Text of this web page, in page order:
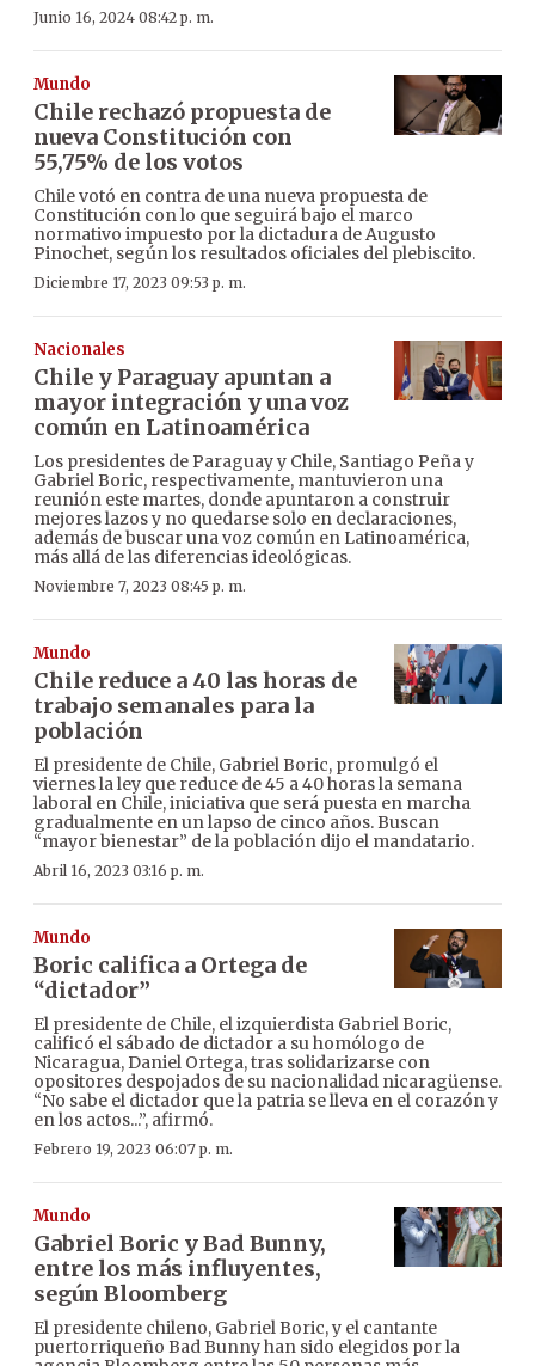
Junio 16, 2024 08:42 p. m.
Mundo
Chile rechazó propuesta de
nueva Constitución con
55,75% de los votos
Chile votó en contra de una nueva propuesta de
Constitución con lo que seguirá bajo el marco
normativo impuesto por la dictadura de Augusto
Pinochet, según los resultados oficiales del plebiscito.
Diciembre 17, 2023 09:53 p. m.
Nacionales
Chile y Paraguay apuntan a
mayor integración y una voz
común en Latinoamérica
Los presidentes de Paraguay y Chile, Santiago Peña y
Gabriel Boric, respectivamente, mantuvieron una
reunión este martes, donde apuntaron a construir
mejores lazos y no quedarse solo en declaraciones,
además de buscar una voz común en Latinoamérica,
más allá de las diferencias ideológicas.
Noviembre 7, 2023 08:45 p. m.
Mundo
Chile reduce a 40 las horas de
trabajo semanales para la
población
El presidente de Chile, Gabriel Boric, promulgó el
viernes la ley que reduce de 45 a 40 horas la semana
laboral en Chile, iniciativa que será puesta en marcha
gradualmente en un lapso de cinco años. Buscan
“mayor bienestar” de la población dijo el mandatario.
Abril 16, 2023 03:16 p. m.
Mundo
Boric califica a Ortega de
“dictador”
El presidente de Chile, el izquierdista Gabriel Boric,
calificó el sábado de dictador a su homólogo de
Nicaragua, Daniel Ortega, tras solidarizarse con
opositores despojados de su nacionalidad nicaragüense.
“No sabe el dictador que la patria se lleva en el corazón y
en los actos...”, afirmó.
Febrero 19, 2023 06:07 p. m.
Mundo
Gabriel Boric y Bad Bunny,
entre los más influyentes,
según Bloomberg
El presidente chileno, Gabriel Boric, y el cantante
puertorriqueño Bad Bunny han sido elegidos por la